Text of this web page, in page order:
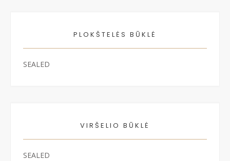
PLOKŠTELĖS BŪKLĖ
SEALED
VIRŠELIO BŪKLĖ
SEALED